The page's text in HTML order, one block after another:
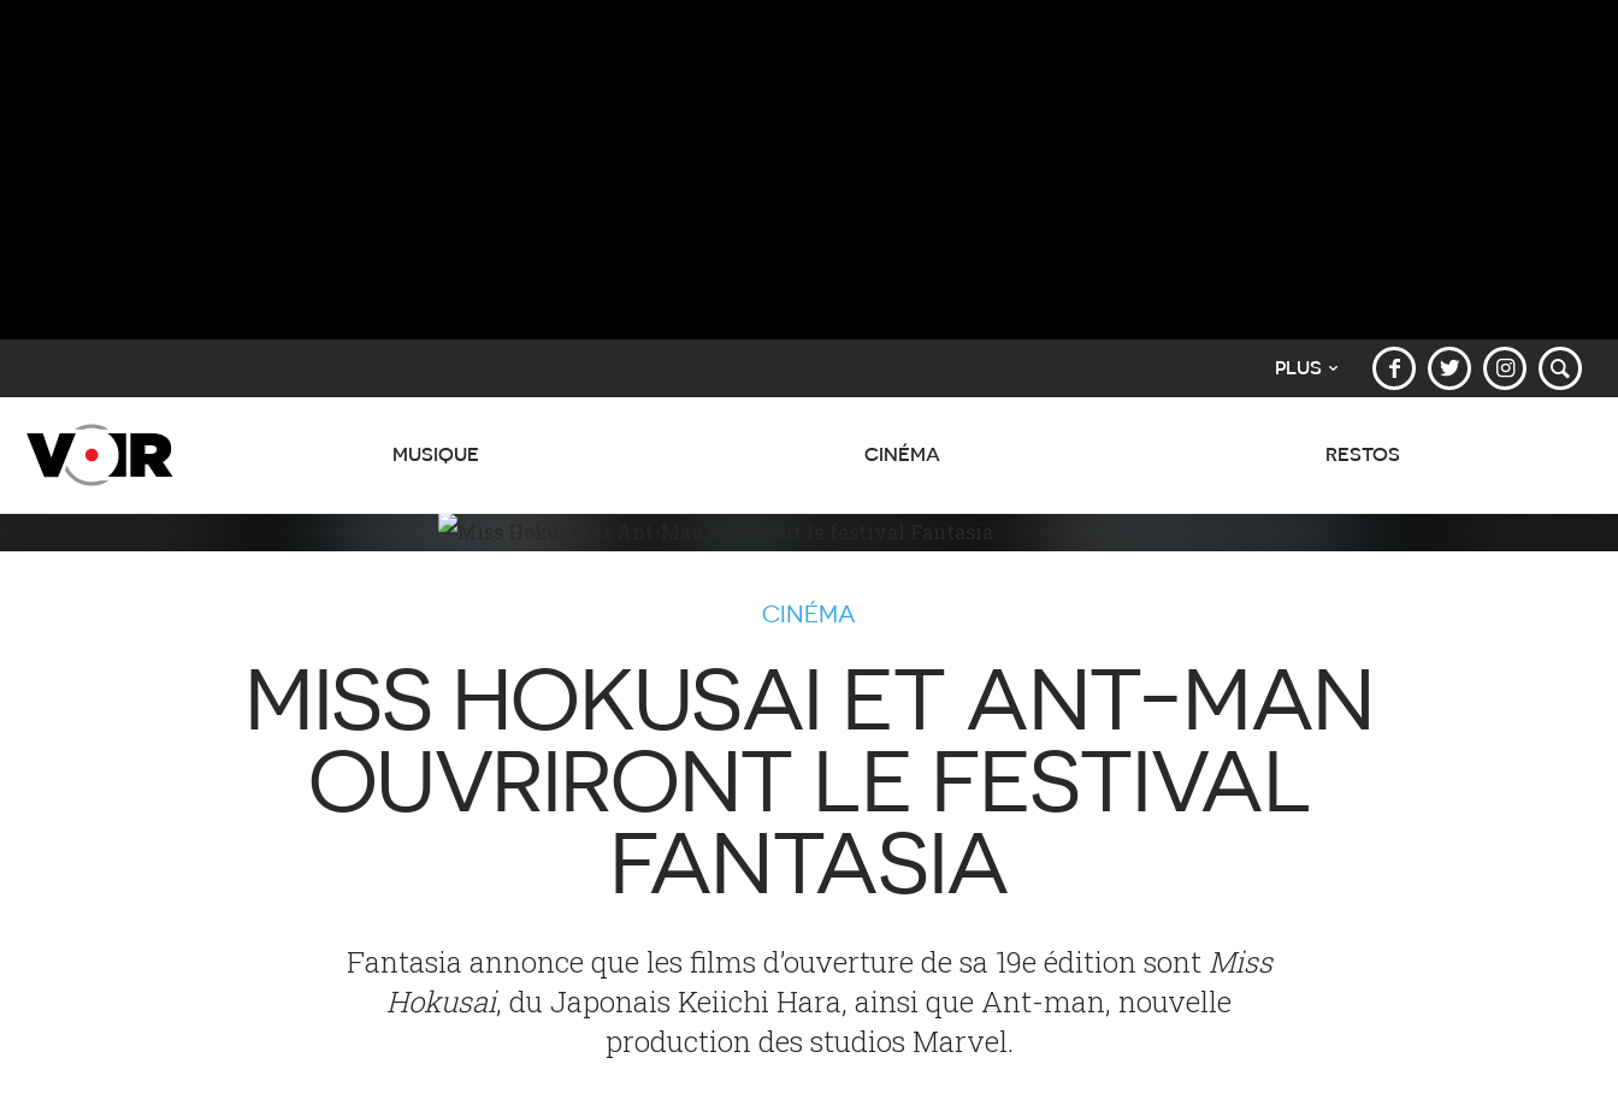
PLUS
MUSIQUE CINÉMA RESTOS
CINÉMA
MISS HOKUSAI ET ANT-MAN
OUVRIRONT LE FESTIVAL
FANTASIA
Fantasia annonce que les films d’ouverture de sa 19e édition sont Miss
Hokusai, du Japonais Keiichi Hara, ainsi que Ant-man, nouvelle
production des studios Marvel.